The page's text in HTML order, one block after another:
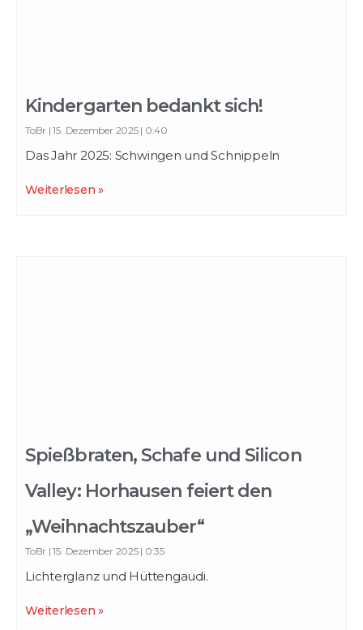
Kindergarten bedankt sich!
ToBr 15. Dezember 2025 0:40
Das Jahr 2025: Schwingen und Schnippeln
Weiterlesen »
Spießbraten, Schafe und Silicon
Valley: Horhausen feiert den
„Weihnachtszauber“
ToBr 15. Dezember 2025 0:35
Lichterglanz und Hüttengaudi.
Weiterlesen »